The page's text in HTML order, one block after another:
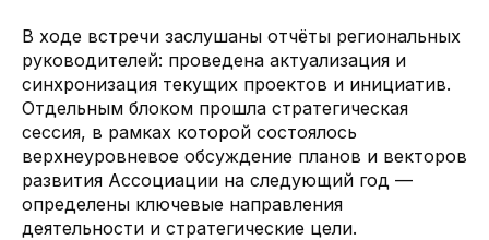
В ходе встречи заслушаны отчёты региональных
руководителей: проведена актуализация и
синхронизация текущих проектов и инициатив.
Отдельным блоком прошла стратегическая
сессия, в рамках которой состоялось
верхнеуровневое обсуждение планов и векторов
развития Ассоциации на следующий год —
определены ключевые направления
деятельности и стратегические цели.